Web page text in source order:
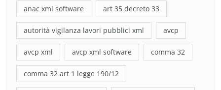
anac xml software art 35 decreto 33
autorità vigilanza lavori pubblici xml avcp
avcp xml avcp xml software comma 32
comma 32 art 1 legge 190/12